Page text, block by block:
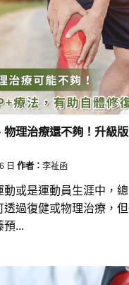
物理治療還不夠！升級
日 作者： 李祉函
動或是運動員生涯中，
透過復健或物理治療，
預...